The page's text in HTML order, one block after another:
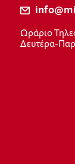
Ωράριο
Δευτέρα-